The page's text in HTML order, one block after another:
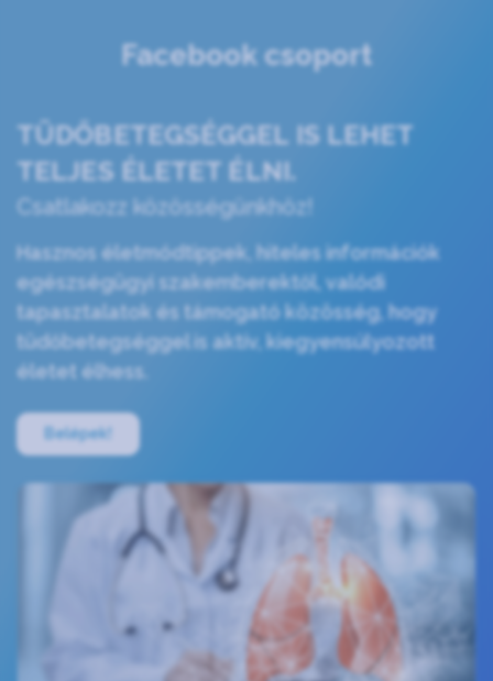
Facebook csoport
TÜDŐBETEGSÉGGEL IS LEHET
TELJES ÉLETET ÉLNI.
Csatlakozz közösségünkhöz!
Hasznos életmódtippek, hiteles információk
egészségügyi szakemberektől, valódi
tapasztalatok és támogató közösség, hogy
tüdőbetegséggel is aktív, kiegyensúlyozott
életet élhess.
Belépek!